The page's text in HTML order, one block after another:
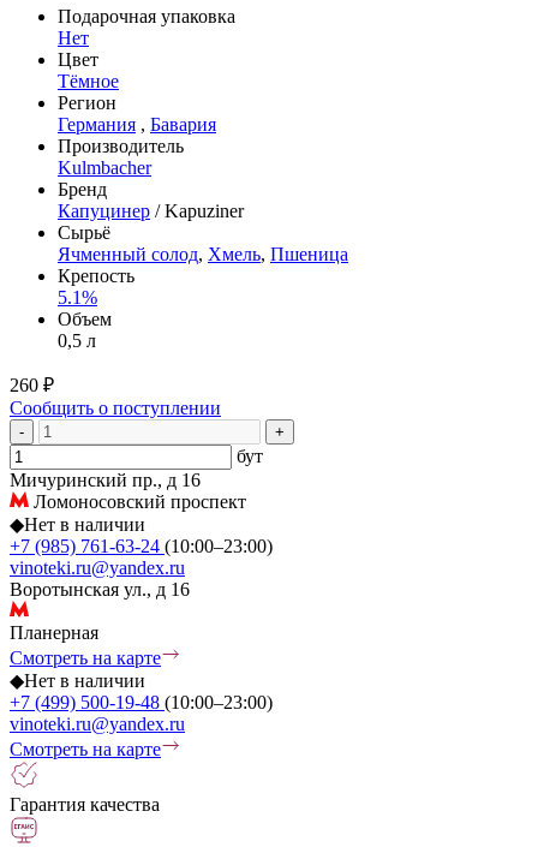
Подарочная упаковка
Нет
Цвет
Тёмное
Регион
Германия , Бавария
Производитель
Kulmbacher
Бренд
Капуцинер / Kapuziner
Сырьё
Ячменный солод, Хмель, Пшеница
Крепость
5.1%
Объем
0,5 л
260 ₽
Сообщить о поступлении
- +
бут
Мичуринский пр., д 16
Ломоносовский проспект
◆Нет в наличии
+7 (985) 761-63-24 (10:00–23:00)
vinoteki.ru@yandex.ru
Воротынская ул., д 16
Планерная
Смотреть на карте
◆Нет в наличии
+7 (499) 500-19-48 (10:00–23:00)
vinoteki.ru@yandex.ru
Смотреть на карте
Гарантия качества